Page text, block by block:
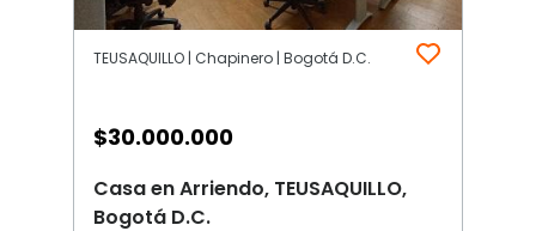
TEUSAQUILLO | Chapinero | Bogotá D.C.
$30.000.000
Casa en Arriendo, TEUSAQUILLO,
Bogotá D.C.